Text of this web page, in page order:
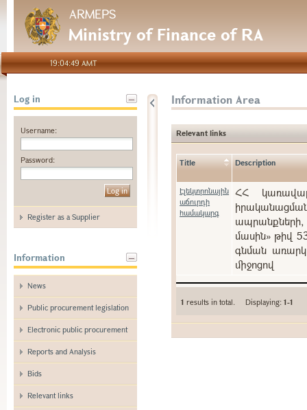
ARMEPS
Ministry of Finance of RA
19:04:49 AMT
Log in
Username:
Password:
Register as a Supplier
Information
News
Public procurement legislation
Electronic public procurement
Reports and Analysis
Bids
Relevant links
Information Area
Relevant links
Title Description
Էլեկտրոնային
աճուրդի
համակարգ
ՀՀ
ապրանքների,
մասին» թիվ
գնման
միջոցով
1 results in total. Displaying:1-1